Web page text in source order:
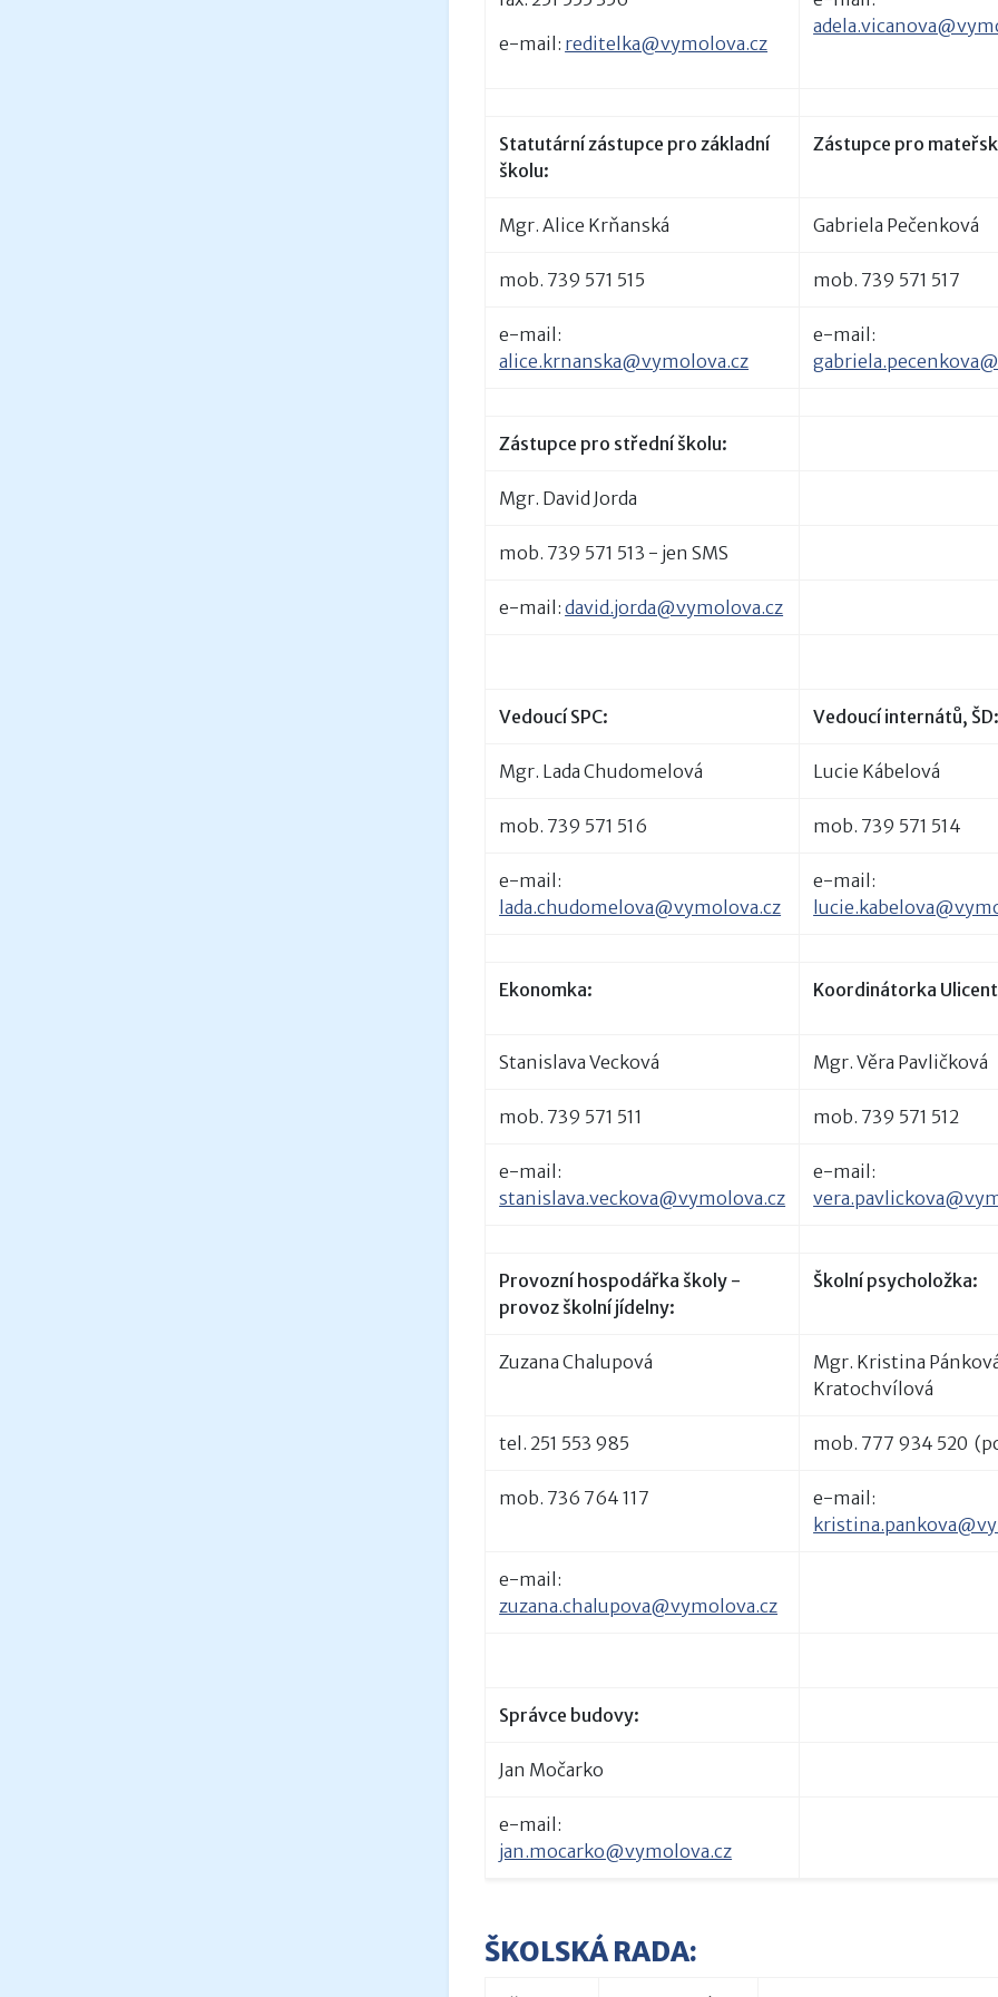
e-mail: reditelka@vymolova.cz
Statutární zástupce pro základní
školu:
Zástupce pro
Mgr. Alice Krňanská Gabriela Pečenková
mob. 739 571 515 mob. 739 571 517
e-mail:
alice.krnanska@vymolova.cz
e-mail:
Zástupce pro střední školu:
Mgr. David Jorda
mob. 739 571 513 - jen SMS
e-mail:david.jorda@vymolova.cz
Vedoucí SPC: Vedoucí internátů, ŠD:
Mgr. Lada Chudomelová Lucie Kábelová
mob. 739 571 516 mob. 739 571 514
e-mail:
lada.chudomelova@vymolova.cz
e-mail:
Ekonomka: Koordinátorka
Stanislava Vecková Mgr. Věra Pavličková
mob. 739 571 511 mob. 739 571 512
e-mail:
stanislava.veckova@vymolova.cz
e-mail:
Provozní hospodářka školy -
provoz školní jídelny:
Školní psycholožka:
Zuzana Chalupová
Mgr. Kristina
Kratochvílová
tel. 251 553 985 mob. 777 934 520
mob. 736 764 117
e-mail:
e-mail:
zuzana.chalupova@vymolova.cz
Správce budovy:
Jan Močarko
e-mail:
jan.mocarko@vymolova.cz
ŠKOLSKÁ RADA: